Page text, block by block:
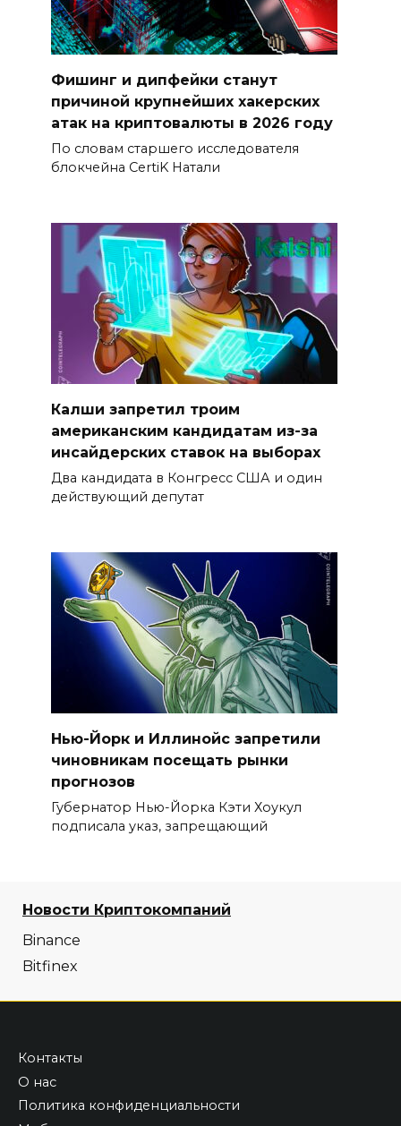
Фишинг и дипфейки станут
причиной крупнейших хакерских
атак на криптовалюты в 2026 году
По словам старшего исследователя
блокчейна CertiK Натали
Калши запретил троим
американским кандидатам из-за
инсайдерских ставок на выборах
Два кандидата в Конгресс США и один
действующий депутат
Нью-Йорк и Иллинойс запретили
чиновникам посещать рынки
прогнозов
Губернатор Нью-Йорка Кэти Хоукул
подписала указ, запрещающий
Новости Криптокомпаний
Binance
Bitfinex
Контакты
О нас
Политика конфиденциальности